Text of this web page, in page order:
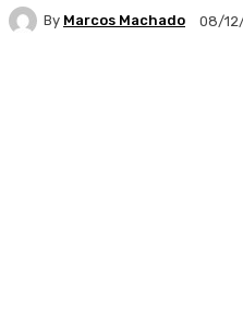
By Marcos Machado 08/